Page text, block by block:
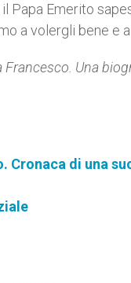
Papa Emerito
a volergli bene e
Una
Cronaca di una